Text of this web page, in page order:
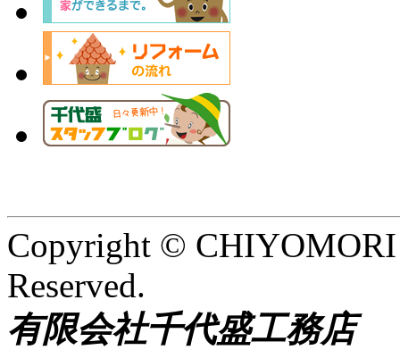
Copyright ©
Reserved.
有限会社千代盛工務店